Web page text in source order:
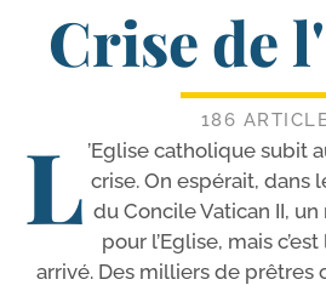
Crise de
186
L ’Eglise catho­lique subit
crise. On espé­rait, dans
du Concile Vatican II,
pour l’Eglise, mais
arri­vé. Des mil­liers de prêtres